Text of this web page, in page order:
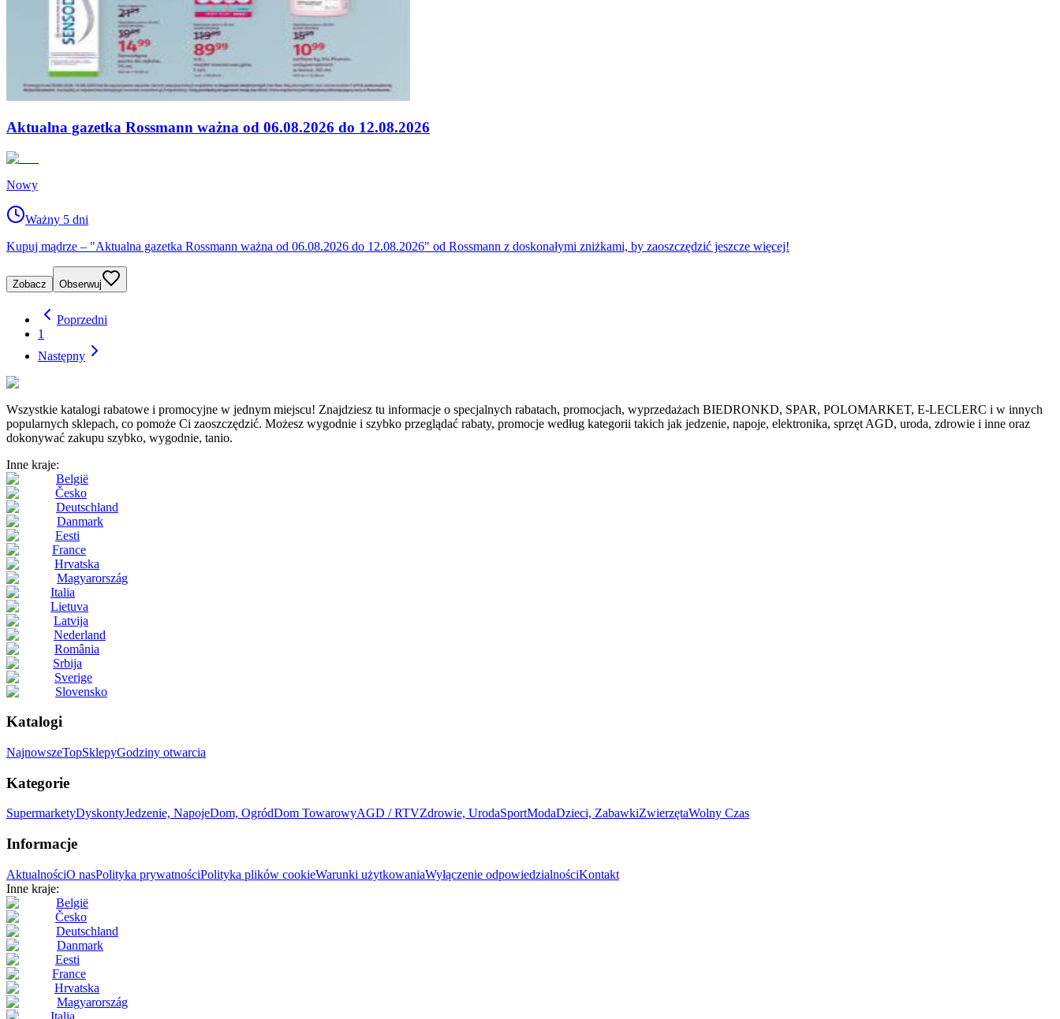
Aktualna gazetka Rossmann ważna od 06.08.2026 do 12.08.2026
Nowy
Ważny 5 dni
Kupuj mądrze – "Aktualna gazetka Rossmann ważna od 06.08.2026 do 12.08.2026" od Rossmann z doskonałymi zniżkami, by zaoszczędzić jeszcze więcej!
Zobacz Obserwuj
Poprzedni
1
Następny
Wszystkie katalogi rabatowe i promocyjne w jednym miejscu! Znajdziesz tu informacje o specjalnych rabatach, promocjach, wyprzedażach BIEDRONKD, SPAR, POLOMARKET, E-LECLERC i w innych
popularnych sklepach, co pomoże Ci zaoszczędzić. Możesz wygodnie i szybko przeglądać rabaty, promocje według kategorii takich jak jedzenie, napoje, elektronika, sprzęt AGD, uroda, zdrowie i inne oraz
dokonywać zakupu szybko, wygodnie, tanio.
Inne kraje:
België
Česko
Deutschland
Danmark
Eesti
France
Hrvatska
Magyarország
Italia
Lietuva
Latvija
Nederland
România
Srbija
Sverige
Slovensko
Katalogi
NajnowszeTopSklepyGodziny otwarcia
Kategorie
SupermarketyDyskontyJedzenie, NapojeDom, OgródDom TowarowyAGD / RTVZdrowie, UrodaSportModaDzieci, ZabawkiZwierzętaWolny Czas
Informacje
AktualnościO nasPolityka prywatnościPolityka plików cookieWarunki użytkowaniaWyłączenie odpowiedzialnościKontakt
Inne kraje:
België
Česko
Deutschland
Danmark
Eesti
France
Hrvatska
Magyarország
Italia